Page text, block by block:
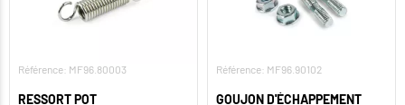
Référence: MF96.80003
RESSORT POT
Référence: MF96.90102
GOUJON D'ÉCHAPPEMENT